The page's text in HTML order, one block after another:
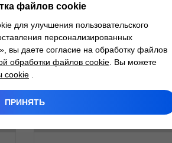
файлов cookie
для улучшения пользовательского
персонализированных
вы даете согласие на обработку файлов
обработки файлов cookie . Вы можете
cookie
ПРИНЯТЬ